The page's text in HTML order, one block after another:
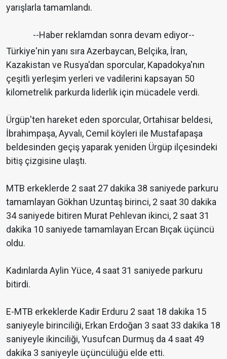
yarışlarla tamamlandı.
--Haber reklamdan sonra devam ediyor--
Türkiye'nin yanı sıra Azerbaycan, Belçika, İran,
Kazakistan ve Rusya'dan sporcular, Kapadokya'nın
çeşitli yerleşim yerleri ve vadilerini kapsayan 50
kilometrelik parkurda liderlik için mücadele verdi.
Ürgüp'ten hareket eden sporcular, Ortahisar beldesi,
İbrahimpaşa, Ayvalı, Cemil köyleri ile Mustafapaşa
beldesinden geçiş yaparak yeniden Ürgüp ilçesindeki
bitiş çizgisine ulaştı.
MTB erkeklerde 2 saat 27 dakika 38 saniyede parkuru
tamamlayan Gökhan Uzuntaş birinci, 2 saat 30 dakika
34 saniyede bitiren Murat Pehlevan ikinci, 2 saat 31
dakika 10 saniyede tamamlayan Ercan Bıçak üçüncü
oldu.
Kadınlarda Aylin Yüce, 4 saat 31 saniyede parkuru
bitirdi.
E-MTB erkeklerde Kadir Erduru 2 saat 18 dakika 15
saniyeyle birinciliği, Erkan Erdoğan 3 saat 33 dakika 18
saniyeyle ikinciliği, Yusufcan Durmuş da 4 saat 49
dakika 3 saniyeyle üçüncülüğü elde etti.